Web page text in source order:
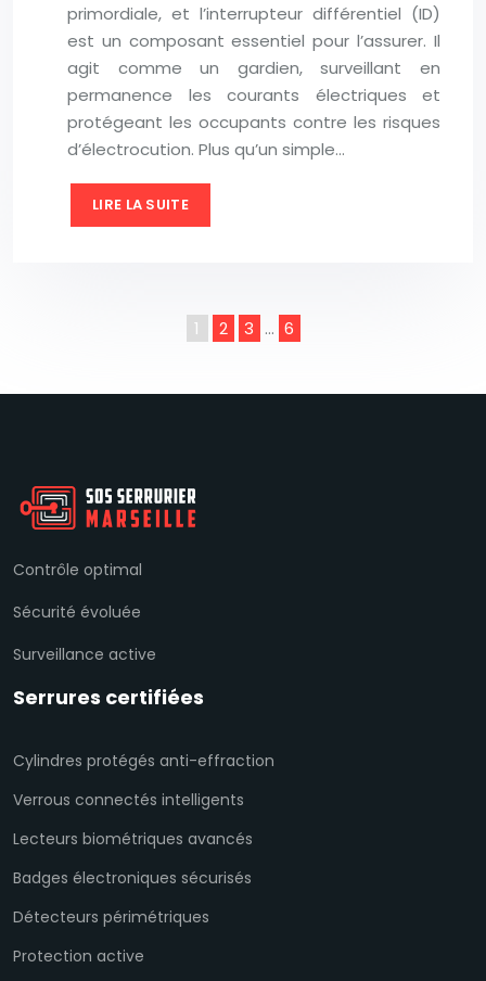
primordiale, et l’interrupteur différentiel (ID)
est un composant essentiel pour l’assurer. Il
agit comme un gardien, surveillant en
permanence les courants électriques et
protégeant les occupants contre les risques
d’électrocution. Plus qu’un simple…
LIRE LA SUITE
1 2 3 … 6
Contrôle optimal
Sécurité évoluée
Surveillance active
Serrures certifiées
Cylindres protégés anti-effraction
Verrous connectés intelligents
Lecteurs biométriques avancés
Badges électroniques sécurisés
Détecteurs périmétriques
Protection active